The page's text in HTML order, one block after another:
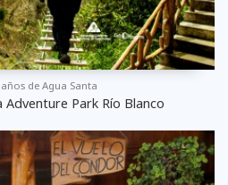
de Agua Santa
Park Río Blanco